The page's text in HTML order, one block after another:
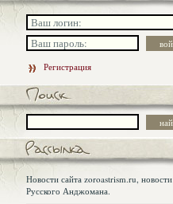
Регистрация
Новости сайта zoroastrism.ru, новости
Русского Анджомана.